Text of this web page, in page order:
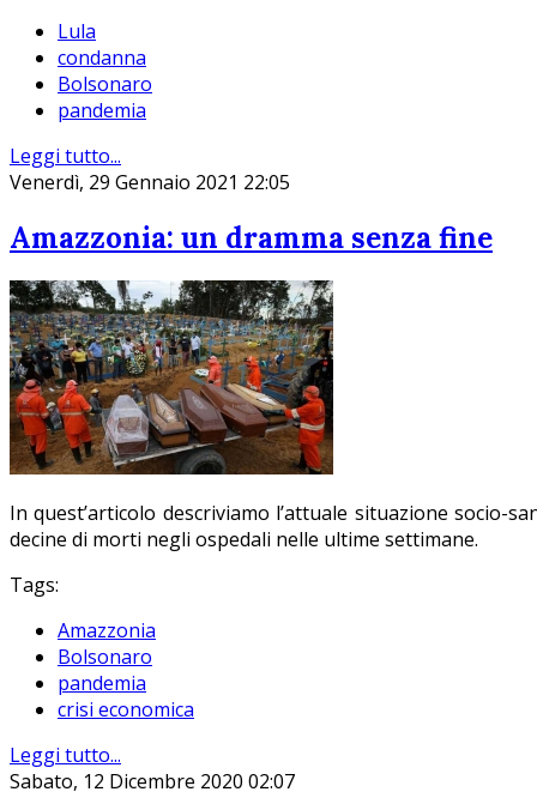
Lula
condanna
Bolsonaro
pandemia
Leggi tutto...
Venerdì, 29 Gennaio 2021 22:05
Amazzonia: un dramma senza fine
In quest’articolo descriviamo l’attuale situazione socio-
decine di morti negli ospedali nelle ultime settimane.
Tags:
Amazzonia
Bolsonaro
pandemia
crisi economica
Leggi tutto...
Sabato, 12 Dicembre 2020 02:07